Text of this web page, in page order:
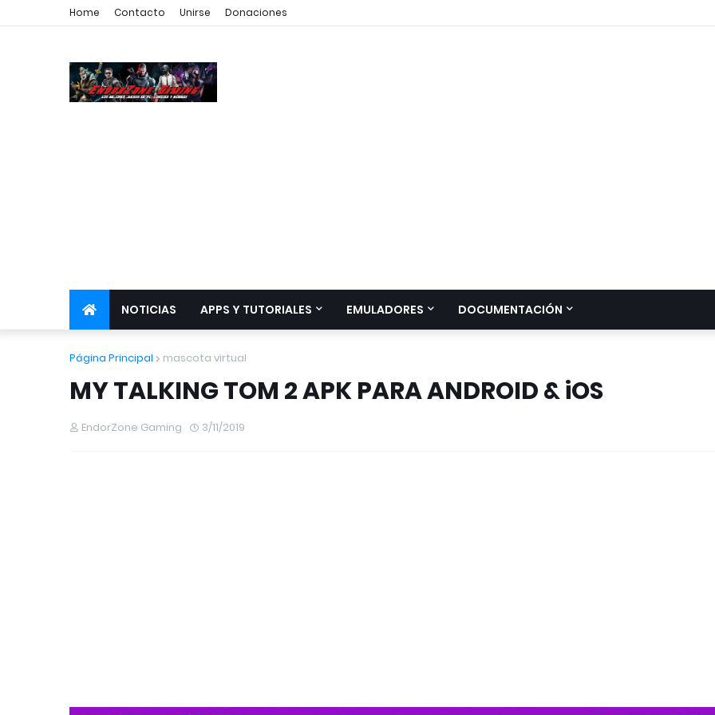
Home Contacto Unirse Donaciones
NOTICIAS APPS Y TUTORIALES EMULADORES DOCUMENTACIÓN
Página Principal mascota virtual
MY TALKING TOM 2 APK PARA ANDROID & iOS
EndorZone Gaming 3/11/2019